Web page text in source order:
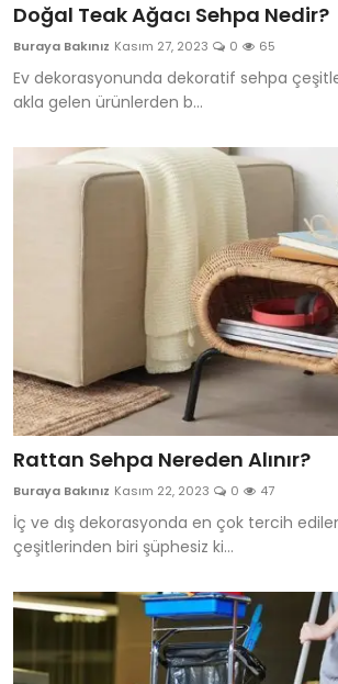
Doğal Teak Ağacı Sehpa Nedir?
Buraya Bakınız Kasım 27, 2023 0 65
Ev dekorasyonunda dekoratif sehpa
akla gelen ürünlerden b...
Rattan Sehpa Nereden Alınır?
Buraya Bakınız Kasım 22, 2023 0 47
İç ve dış dekorasyonda en çok tercih
çeşitlerinden biri şüphesiz ki...